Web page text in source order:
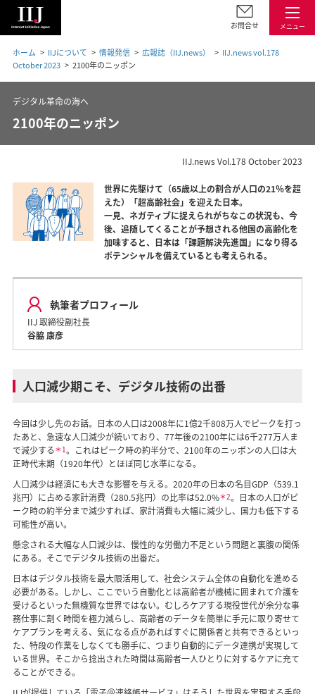
メニュー
お問合せ
ホーム IIJについて 情報発信 広報誌（IIJ.news）
IIJ.news vol.178
October 2023
2100年のニッポン
デジタル革命の海へ
2100年のニッポン
IIJ.news Vol.178 October 2023
世界に先駆けて（65歳以上の割合が人口の21％を超
えた）「超高齢社会」を迎えた日本。
一見、ネガティブに捉えられがちなこの状況も、今
後、追随してくることが予想される他国の高齢化を
加味すると、日本は「課題解決先進国」になり得る
ポテンシャルを備えているとも考えられる。
執筆者プロフィール
IIJ 取締役副社長
谷脇 康彦
人口減少期こそ、デジタル技術の出番
今回は少し先のお話。日本の人口は2008年に1億2千808万人でピークを打っ
たあと、急速な人口減少が続いており、77年後の2100年には6千277万人ま
で減少する＊1。これはピーク時の約半分で、2100年のニッポンの人口は大
正時代末期（1920年代）とほぼ同じ水準になる。
人口減少は経済にも大きな影響を与える。2020年の日本の名目GDP（539.1
兆円）に占める家計消費（280.5兆円）の比率は52.0%＊2。日本の人口がピ
ーク時の約半分まで減少すれば、家計消費も大幅に減少し、国力も低下する
可能性が高い。
懸念される大幅な人口減少は、慢性的な労働力不足という問題と裏腹の関係
にある。そこでデジタル技術の出番だ。
日本はデジタル技術を最大限活用して、社会システム全体の自動化を進める
必要がある。しかし、ここでいう自動化とは高齢者が機械に囲まれて介護を
受けるといった無機質な世界ではない。むしろケアする現役世代が余分な事
務仕事に割く時間を極力減らし、高齢者のデータを簡単に手元に取り寄せて
ケアプランを考える、気になる点があればすぐに関係者と共有できるといっ
た、特段の作業をしなくても勝手に、つまり自動的にデータ連携が実現して
いる世界。そこから捻出された時間は高齢者一人ひとりに対するケアに充て
ることができる。